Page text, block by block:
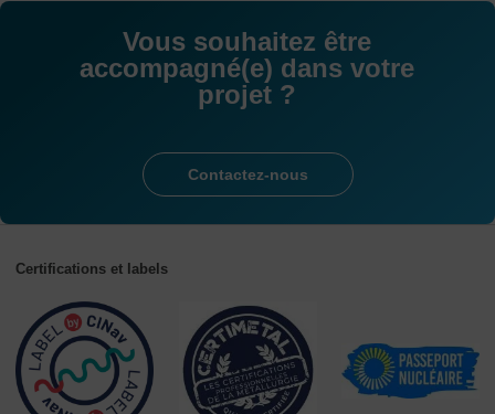
Vous souhaitez être
accompagné(e) dans votre
projet ?
Contactez-nous
Certifications et labels